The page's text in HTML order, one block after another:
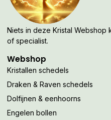
Niets in deze Kristal Webshop
of specialist.
Webshop
Kristallen schedels
Draken & Raven schedels
Dolfijnen & eenhoorns
Engelen bollen